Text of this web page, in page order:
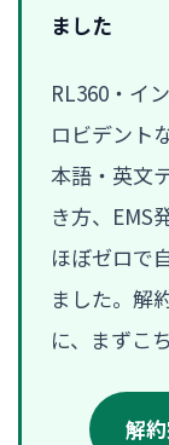
ました
RL360・イ
ロビデント
本語・英文
き方、EMS
ほぼゼロで
ました。解
に、まずこ
解